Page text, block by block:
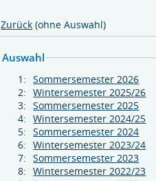
Zurück (ohne Auswahl)
Auswahl
1:
Sommersemester 2026
2:
Wintersemester 2025/26
3:
Sommersemester 2025
4:
Wintersemester 2024/25
5:
Sommersemester 2024
6:
Wintersemester 2023/24
7:
Sommersemester 2023
8:
Wintersemester 2022/23